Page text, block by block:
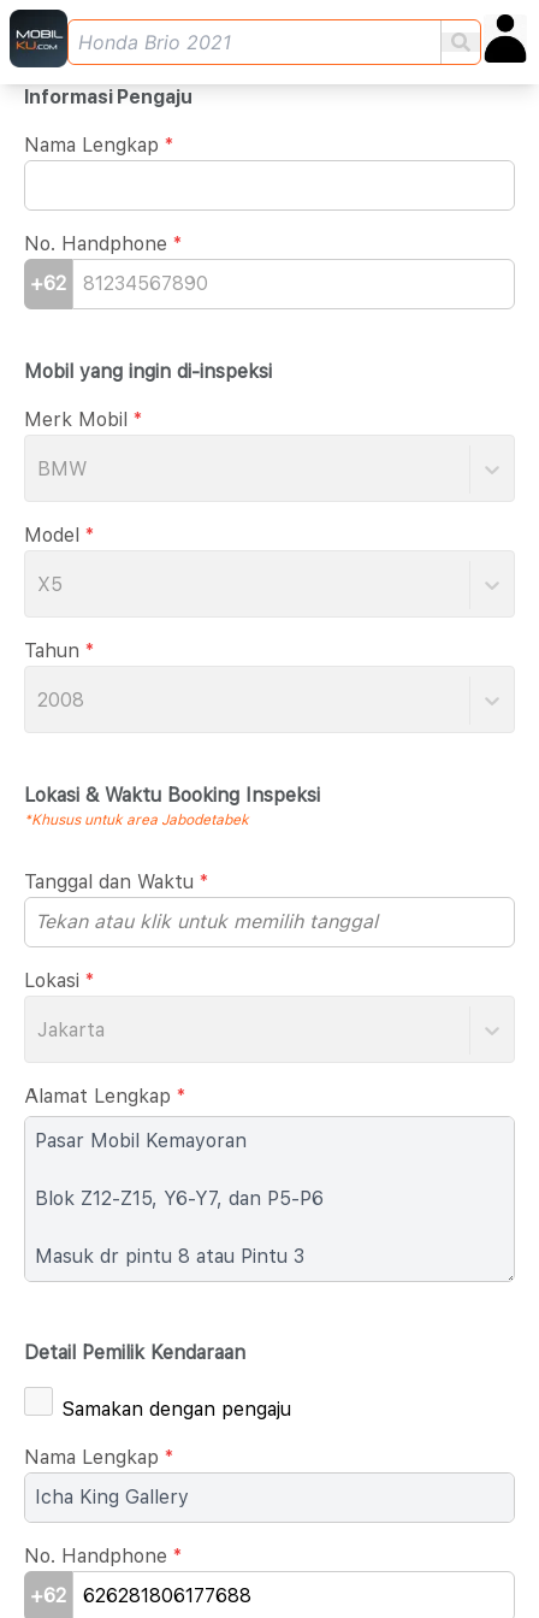
Informasi Pengaju
Nama Lengkap *
No. Handphone *
+62
Mobil yang ingin di-inspeksi
Merk Mobil *
BMW
Model *
X5
Tahun *
2008
Lokasi & Waktu Booking Inspeksi
*Khusus untuk area Jabodetabek
Tanggal dan Waktu *
Lokasi *
Jakarta
Alamat Lengkap *
Detail Pemilik Kendaraan
Samakan dengan pengaju
Nama Lengkap *
No. Handphone *
+62